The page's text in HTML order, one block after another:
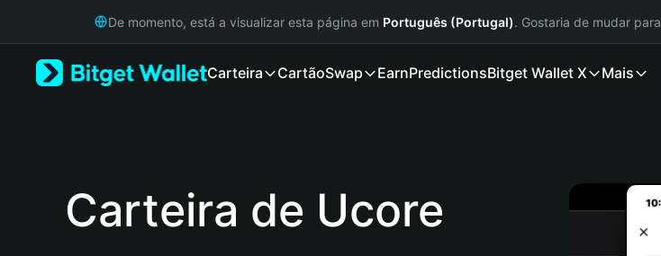
Русский
De momento, está a visualizar esta página em Português (Portugal). Gostaria de mudar para
Carteira CartãoSwap EarnPredictionsBitget Wallet X Mais
Carteira de Ucore